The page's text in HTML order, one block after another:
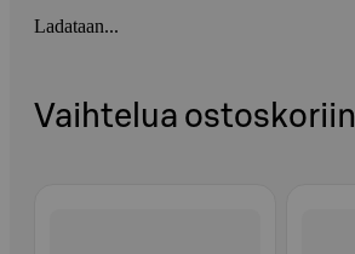
Ladataan...
Vaihtelua ostoskoriin